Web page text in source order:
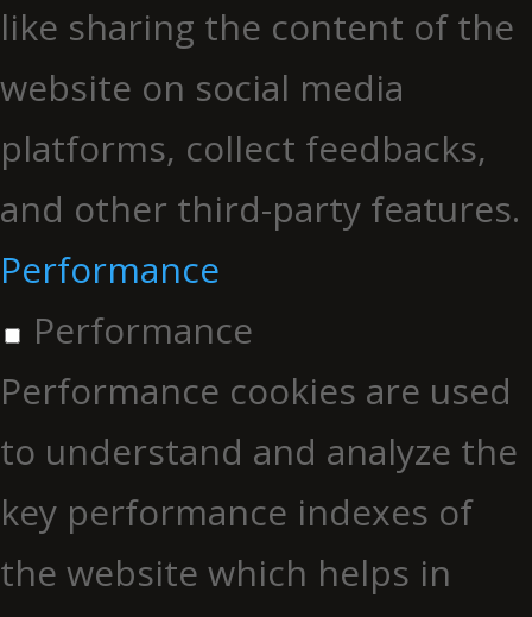
like sharing the content of the
website on social media
platforms, collect feedbacks,
and other third-party features.
Performance
Performance
Performance cookies are used
to understand and analyze the
key performance indexes of
the website which helps in